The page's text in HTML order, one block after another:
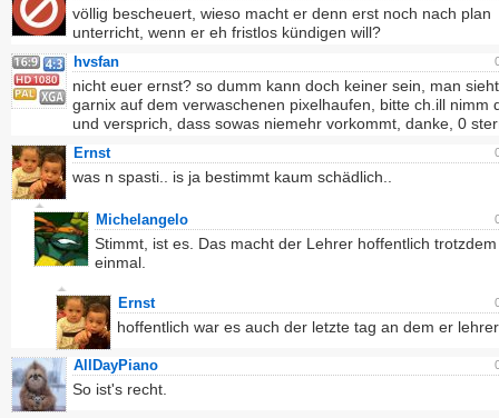
völlig bescheuert, wieso macht er denn erst noch nach plan
unterricht, wenn er eh fristlos kündigen will?
hvsfan
nicht euer ernst? so dumm kann doch keiner sein, man
garnix auf dem verwaschenen pixelhaufen, bitte ch.ill nimm
und versprich, dass sowas niemehr vorkommt, danke, 0
Ernst
was n spasti.. is ja bestimmt kaum schädlich..
Michelangelo
Stimmt, ist es. Das macht der Lehrer hoffentlich
einmal.
Ernst
hoffentlich war es auch der letzte tag an dem er
AllDayPiano
So ist's recht.